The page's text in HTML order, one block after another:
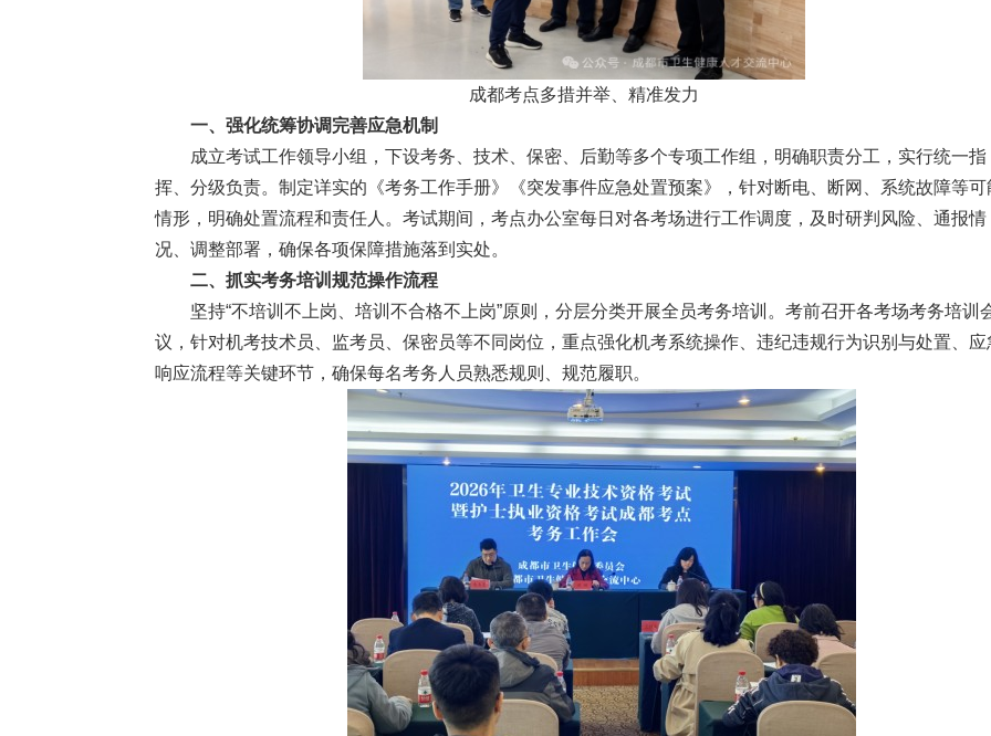
成都考点多措并举、精准发力
一、强化统筹协调完善应急机制
成立考试工作领导小组，下设考务、技术、保密、后勤等多个专项工作组，明确职责分工，实行统一指
挥、分级负责。制定详实的《考务工作手册》《突发事件应急处置预案》，针对断电、断网、系统故障等可
情形，明确处置流程和责任人。考试期间，考点办公室每日对各考场进行工作调度，及时研判风险、通报情
况、调整部署，确保各项保障措施落到实处。
二、抓实考务培训规范操作流程
坚持“不培训不上岗、培训不合格不上岗”原则，分层分类开展全员考务培训。考前召开各考场考务培训
议，针对机考技术员、监考员、保密员等不同岗位，重点强化机考系统操作、违纪违规行为识别与处置、应
响应流程等关键环节，确保每名考务人员熟悉规则、规范履职。